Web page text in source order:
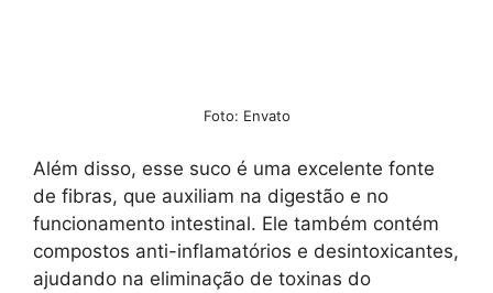
Foto: Envato
Além disso, esse suco é uma excelente fonte
de fibras, que auxiliam na digestão e no
funcionamento intestinal. Ele também contém
compostos anti-inflamatórios e desintoxicantes,
ajudando na eliminação de toxinas do